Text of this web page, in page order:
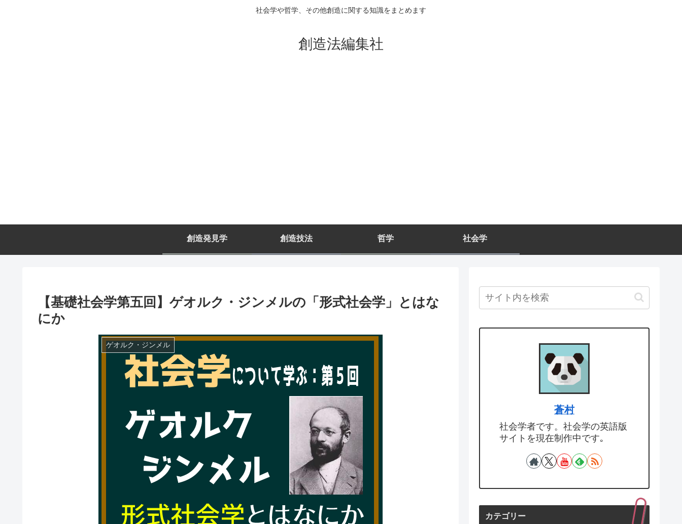
社会学や哲学、その他創造に関する知識をまとめます
創造法編集社
創造発見学 創造技法 哲学 社会学
【基礎社会学第五回】ゲオルク・ジンメルの「形式社会学」とはな
にか
ゲオルク・ジンメル
蒼村
社会学者です。社会学の英語版
サイトを現在制作中です｡
カテゴリー